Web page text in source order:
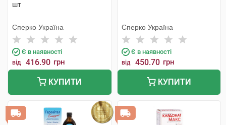
шт
Сперко Україна
Є в наявності
від 416.90 грн
КУПИТИ
Сперко Україна
Є в наявності
від 450.70 грн
КУПИТИ